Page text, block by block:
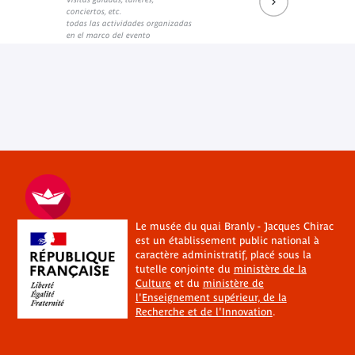
conciertos, etc.
todas las actividades organizadas
en el marco del evento
Le musée du quai Branly - Jacques Chirac
est un établissement public national à
caractère administratif, placé sous la
tutelle conjointe du ministère de la
Cultureet du ministère de
l'Enseignement supérieur, de la
Recherche et de l'Innovation.